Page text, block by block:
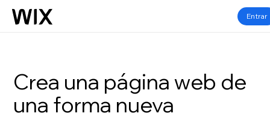
Entrar
Crea una página web de
una forma nueva